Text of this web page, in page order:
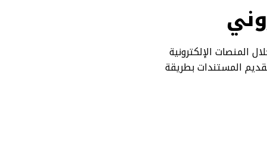
المنصات الإلكترونية
المستندات بطريقة